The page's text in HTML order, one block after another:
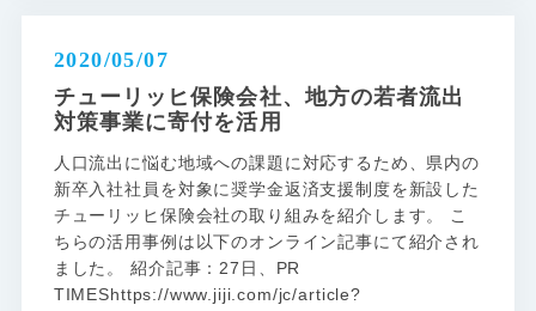
2020/05/07
チューリッヒ保険会社、地方の若者流出
対策事業に寄付を活用
人口流出に悩む地域への課題に対応するため、県内の
新卒入社社員を対象に奨学金返済支援制度を新設した
チューリッヒ保険会社の取り組みを紹介します。 こ
ちらの活用事例は以下のオンライン記事にて紹介され
ました。 紹介記事：27日、PR
TIMEShttps://www.jiji.com/jc/article?